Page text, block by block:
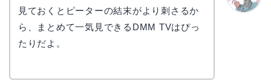
見ておくとピーターの結末がより刺さるか
ら、まとめて一気見できるDMM TVはぴっ
たりだよ。